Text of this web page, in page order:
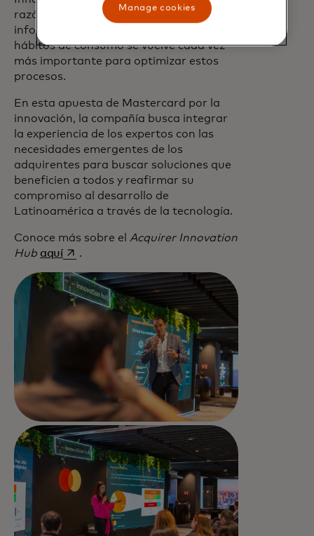
razón, recolectar y consolidar
información relevante a partir de los
hábitos de consumo se vuelve cada vez
más importante para optimizar estos
procesos.
En esta apuesta de Mastercard por la
innovación, la compañía busca integrar
la experiencia de los expertos con las
necesidades emergentes de los
adquirentes para buscar soluciones que
beneficien a todos y reafirmar su
compromiso al desarrollo de
Latinoamérica a través de la tecnología.
Conoce más sobre el Acquirer Innovation
Hub aquíopens in a new tab
.
Manage cookies